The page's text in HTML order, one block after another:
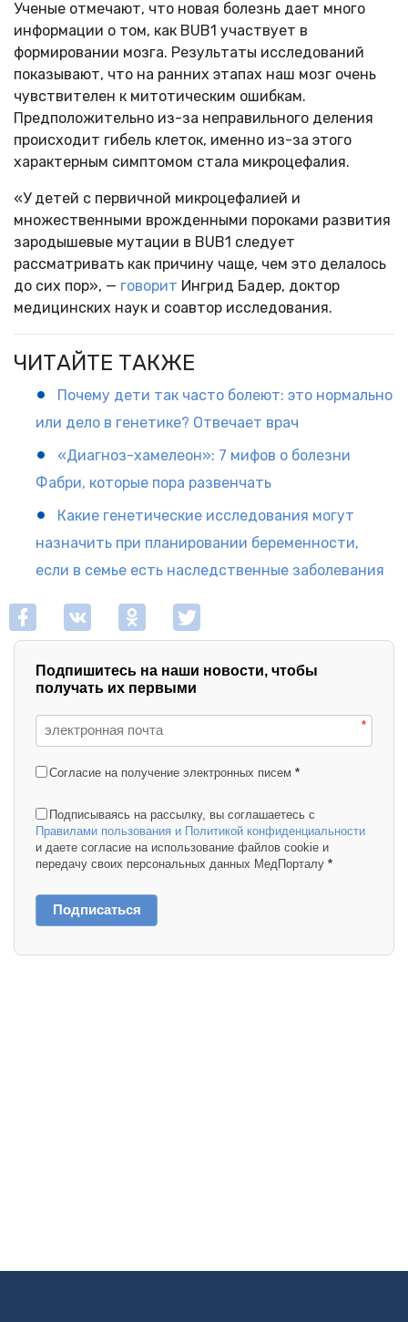
Ученые отмечают, что новая болезнь дает много
информации о том, как BUB1 участвует в
формировании мозга. Результаты исследований
показывают, что на ранних этапах наш мозг очень
чувствителен к митотическим ошибкам.
Предположительно из-за неправильного деления
происходит гибель клеток, именно из-за этого
характерным симптомом стала микроцефалия.
«У детей с первичной микроцефалией и
множественными врожденными пороками развития
зародышевые мутации в BUB1 следует
рассматривать как причину чаще, чем это делалось
до сих пор», — говорит Ингрид Бадер, доктор
медицинских наук и соавтор исследования.
ЧИТАЙТЕ ТАКЖЕ
Почему дети так часто болеют: это нормально
или дело в генетике? Отвечает врач
«Диагноз-хамелеон»: 7 мифов о болезни
Фабри, которые пора развенчать
Какие генетические исследования могут
назначить при планировании беременности,
если в семье есть наследственные заболевания
Подпишитесь на наши новости, чтобы
получать их первыми
*
Согласие на получение электронных писем *
Подписываясь на рассылку, вы соглашаетесь с
Правилами пользования и Политикой конфиденциальности
и даете согласие на использование файлов cookie и
передачу своих персональных данных МедПорталу *
Подписаться